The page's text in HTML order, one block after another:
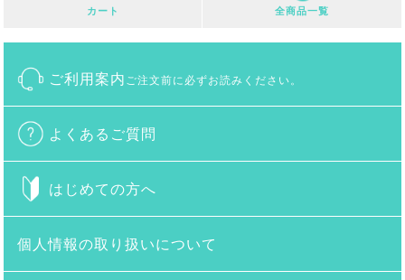
カート 全商品一覧
ご利用案内 ご注文前に必ずお読みください。
よくあるご質問
はじめての方へ
個人情報の取り扱いについて